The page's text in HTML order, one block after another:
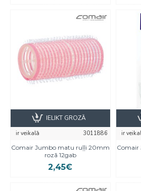
ir veikalā
3011886
Comair Jumbo matu ruļļi 20mm
rozā 12gab
2,45€
IELIKT GROZĀ
ir